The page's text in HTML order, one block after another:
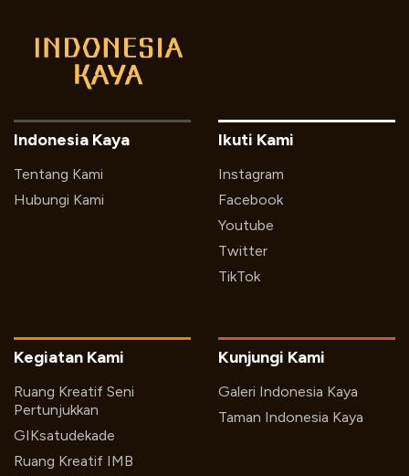
Indonesia Kaya
Tentang Kami
Hubungi Kami
Ikuti Kami
Instagram
Facebook
Youtube
Twitter
TikTok
Kegiatan Kami
Ruang Kreatif Seni
Pertunjukkan
GIKsatudekade
Ruang Kreatif IMB
Kunjungi Kami
Galeri Indonesia Kaya
Taman Indonesia Kaya